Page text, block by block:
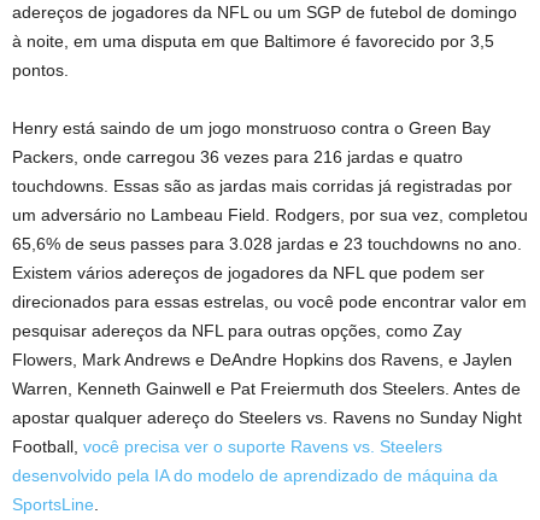
adereços de jogadores da NFL ou um SGP de futebol de domingo
à noite, em uma disputa em que Baltimore é favorecido por 3,5
pontos.
Henry está saindo de um jogo monstruoso contra o Green Bay
Packers, onde carregou 36 vezes para 216 jardas e quatro
touchdowns. Essas são as jardas mais corridas já registradas por
um adversário no Lambeau Field. Rodgers, por sua vez, completou
65,6% de seus passes para 3.028 jardas e 23 touchdowns no ano.
Existem vários adereços de jogadores da NFL que podem ser
direcionados para essas estrelas, ou você pode encontrar valor em
pesquisar adereços da NFL para outras opções, como Zay
Flowers, Mark Andrews e DeAndre Hopkins dos Ravens, e Jaylen
Warren, Kenneth Gainwell e Pat Freiermuth dos Steelers. Antes de
apostar qualquer adereço do Steelers vs. Ravens no Sunday Night
Football, você precisa ver o suporte Ravens vs. Steelers
desenvolvido pela IA do modelo de aprendizado de máquina da
SportsLine